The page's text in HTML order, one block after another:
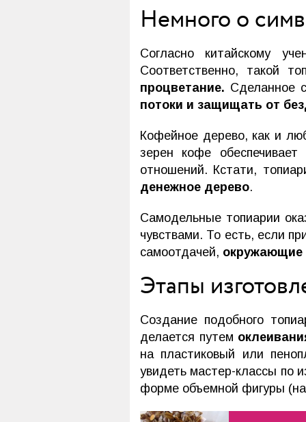
Немного о
Согласно китайскому
Соответственно, такой
процветание. Сделанное
потоки и защищать от
Кофейное дерево, как и
зерен кофе
отношений. Кстати,
денежное дерево.
Самодельные топиарии
чувствами. То есть, если
самоотдачей, окружающие
Этапы
Создание подобного
делается путем
на пластиковый или
увидеть мастер-классы по
форме объемной фигуры